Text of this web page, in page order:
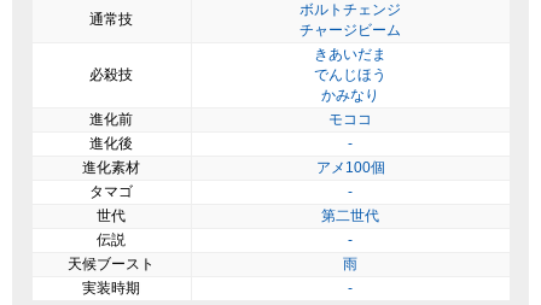
通常技
ボルトチェンジ
チャージビーム
必殺技
きあいだま
でんじほう
かみなり
進化前
モココ
進化後
-
進化素材
アメ100個
タマゴ
-
世代
第二世代
伝説
-
天候ブースト
雨
実装時期
-